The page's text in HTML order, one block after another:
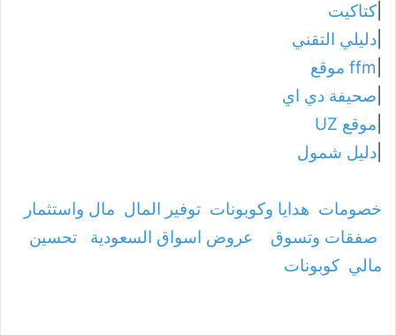
كتاكيت
دليلي التقني
ffm موقع
صحيفة دي اي
موقع UZ
دليل شمول
خصومات هدايا وكوبونات توفير المال مال واستثمار
صفقات وتسوق
عروض اسواق السعودية
تحسين
مالي كوبونات